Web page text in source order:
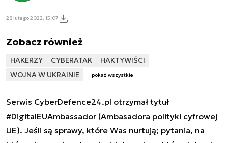
28 lutego 2022, 15:07
Zobacz również
HAKERZY CYBERATAK
HAKTYWIŚCI
WOJNA W UKRAINIE
pokaż wszystkie
Serwis CyberDefence24.pl otrzymał tytuł
#DigitalEUAmbassador (Ambasadora polityki cyfrowej
UE). Jeśli są sprawy, które Was nurtują; pytania, na